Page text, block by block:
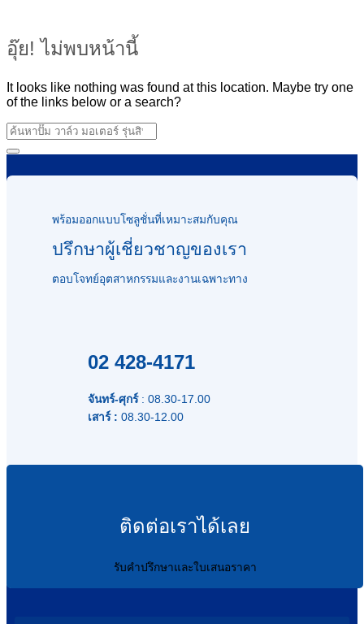
อุ๊ย! ไม่พบหน้านี้
It looks like nothing was found at this location. Maybe try one
of the links below or a search?
พร้อมออกแบบโซลูชั่นที่เหมาะสมกับคุณ
ปรึกษาผู้เชี่ยวชาญของเรา
ตอบโจทย์อุตสาหกรรมและงานเฉพาะทาง
02 428-4171
จันทร์-ศุกร์: 08.30-17.00
เสาร์ : 08.30-12.00
ติดต่อเราได้เลย
รับคำปรึกษาและใบเสนอราคา